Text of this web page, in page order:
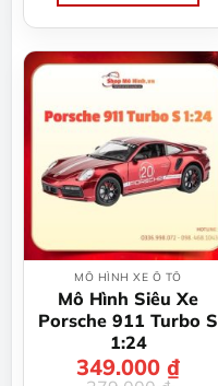
này
có
nhiều
thể.
Các
tùy
có
thể
được
chọn
trên
trang
MÔ HÌNH XE Ô TÔ
Mô Hình Siêu Xe
Porsche 911 Turbo S
1:24
Giá
gốc
349.000 ₫
Giá
hiện